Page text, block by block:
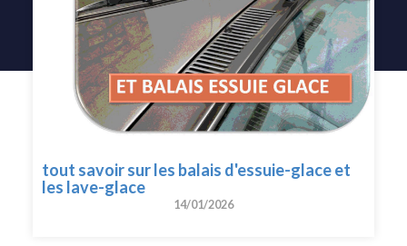
tout savoir sur les balais d'essuie-glace et
les lave-glace
14/01/2026